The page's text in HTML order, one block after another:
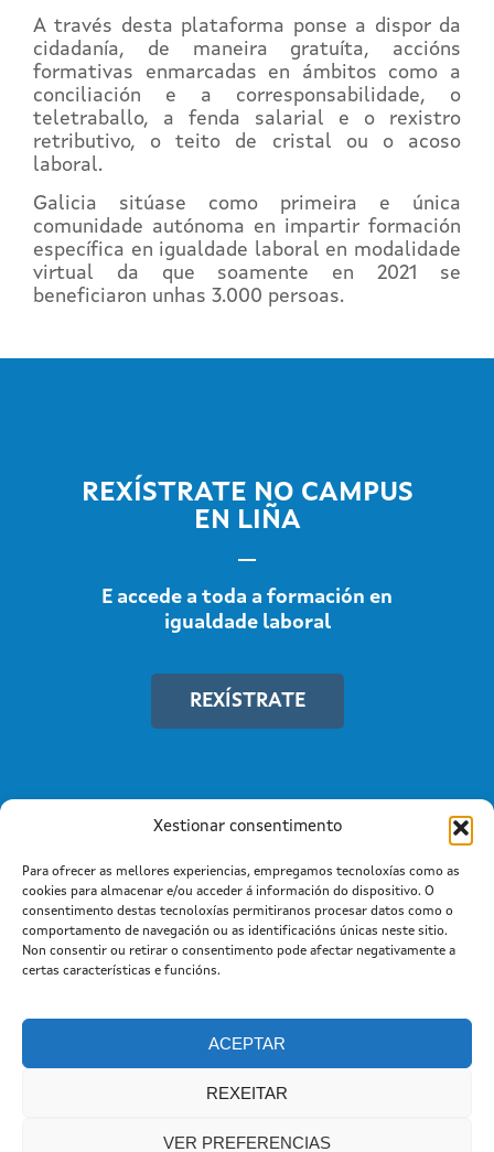
Xestionar consentimento
Para ofrecer as mellores experiencias, empregamos tecnoloxías como as
cookies para almacenar e/ou acceder á información do dispositivo. O
consentimento destas tecnoloxías permitiranos procesar datos como o
comportamento de navegación ou as identificacións únicas neste sitio.
Non consentir ou retirar o consentimento pode afectar negativamente a
certas características e funcións.
ACEPTAR
REXEITAR
VER PREFERENCIAS
A través desta plataforma ponse a dispor da
cidadanía, de maneira gratuíta, accións
formativas enmarcadas en ámbitos como a
conciliación e a corresponsabilidade, o
teletraballo, a fenda salarial e o rexistro
retributivo, o teito de cristal ou o acoso
laboral.
Galicia sitúase como primeira e única
comunidade autónoma en impartir formación
específica en igualdade laboral en modalidade
virtual da que soamente en 2021 se
beneficiaron unhas 3.000 persoas.
REXÍSTRATE NO CAMPUS
EN LIÑA
E accede a toda a formación en
igualdade laboral
REXÍSTRATE
Información mantida e publicada na Internet pola Xunta de
Galicia